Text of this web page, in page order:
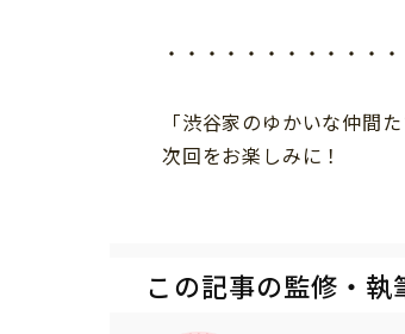
・・・・・・・・・・・
「渋谷家のゆかいな仲間
次回をお楽しみに！
この記事の監修・執